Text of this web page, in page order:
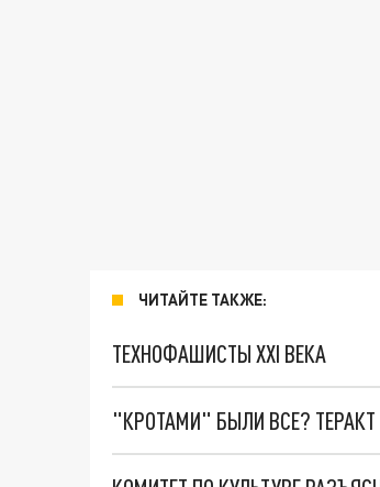
ЧИТАЙТЕ ТАКЖЕ:
ТЕХНОФАШИСТЫ XXI ВЕКА
"КРОТАМИ" БЫЛИ ВСЕ?